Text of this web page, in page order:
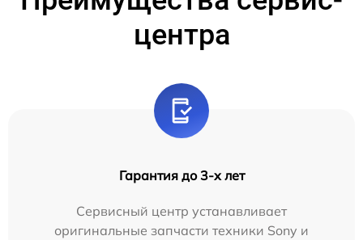
центра
Гарантия до 3-х лет
Сервисный центр устанавливает
оригинальные запчасти техники Sony и